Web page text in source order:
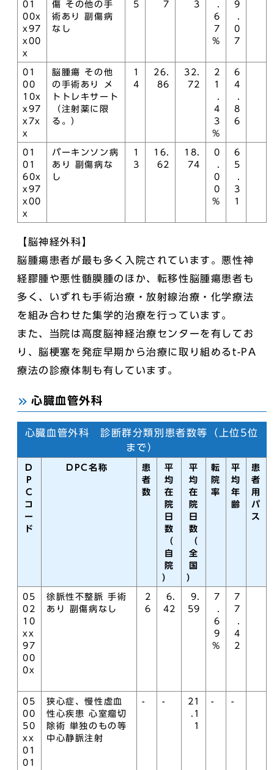
01
00x
x97
x00
x
傷 その他の手
術あり 副傷病
なし
5 7 3
.
6
7
%
9
.
0
7
01
00
10x
x97
x7x
x
脳腫瘍 その他
の手術あり メ
トトレキサート
（注射薬に限
る。）
1
4
26.
86
32.
72
2
1
.
4
3
%
6
4
.
8
6
01
01
60x
x97
x00
x
パーキンソン病
あり 副傷病な
し
1
3
16.
62
18.
74
0
.
0
0
%
6
5
.
3
1
【脳神経外科】
脳腫瘍患者が最も多く入院されています。悪性神
経膠腫や悪性髄膜腫のほか、転移性脳腫瘍患者も
多く、いずれも手術治療・放射線治療・化学療法
を組み合わせた集学的治療を行っています。
また、当院は高度脳神経治療センターを有してお
り、脳梗塞を発症早期から治療に取り組めるt-PA
療法の診療体制も有しています。
心臓血管外科
心臓血管外科 診断群分類別患者数等（上位5位
まで）
D
P
C
コ
ー
ド
DPC名称
患
者
数
平
均
在
院
日
数
（
自
院
）
平
均
在
院
日
数
（
全
国
）
転
院
率
平
均
年
齢
患
者
用
パ
ス
05
02
10
xx
97
00
0x
徐脈性不整脈 手術
あり 副傷病なし
2
6
6.
42
9.
59
7
.
6
9
%
7
7
.
4
2
05
00
50
xx
01
01
狭心症、慢性虚血
性心疾患 心室瘤切
除術 単独のもの等
中心静脈注射
- -
21
.1
1
- -